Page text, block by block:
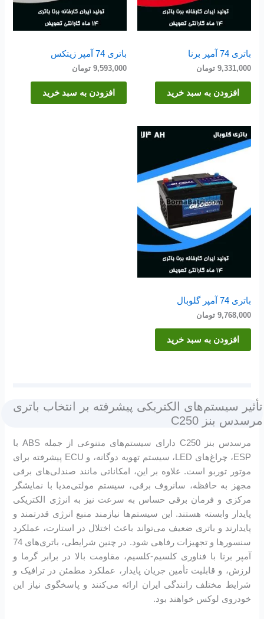
باتری 74 آمپر برنا
9,331,000 تومان
افزودن به سبد خرید
باتری 74 آمپر زیتکس
9,593,000 تومان
افزودن به سبد خرید
باتری 74 آمپر گلوبال
9,768,000 تومان
افزودن به سبد خرید
تأثیر سیستم‌های الکتریکی پیشرفته بر انتخاب باتری
مرسدس بنز C250
مرسدس بنز C250 دارای سیستم‌های متنوعی از جمله ABS با
ESP، چراغ‌های LED، سیستم تهویه دوگانه، و ECU پیشرفته برای
موتور توربو است. علاوه بر این، امکاناتی مانند صندلی‌های برقی
مجهز به حافظه، سانروف برقی، سیستم مولتی‌مدیا با نمایشگر
مرکزی و فرمان برقی حساس به سرعت نیز به انرژی الکتریکی
پایدار وابسته هستند. این سیستم‌ها نیازمند منبع انرژی قدرتمند و
پایدارند و باتری ضعیف می‌تواند باعث اختلال در استارت، عملکرد
سنسورها و تجهیزات رفاهی شود. در چنین شرایطی، باتری‌های 74
آمپر برنا با فناوری کلسیم-کلسیم، مقاومت بالا در برابر گرما و
لرزش، و قابلیت تأمین جریان پایدار، عملکرد مطمئن در ترافیک و
شرایط مختلف رانندگی ایران ارائه می‌کنند و پاسخگوی نیاز این
خودروی لوکس خواهند بود.